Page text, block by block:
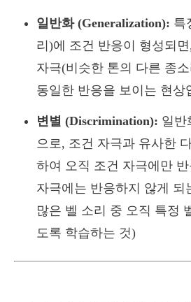
일반화 (Generalization): 특
리)에 조건 반응이 형성되
자극(비슷한 톤의 다른 종
동일한 반응을 보이는 현상
변별 (Discrimination): 일반
으로, 조건 자극과 유사한
하여 오직 조건 자극에만
자극에는 반응하지 않게 되
많은 벨 소리 중 오직 특정
도록 학습하는 것)